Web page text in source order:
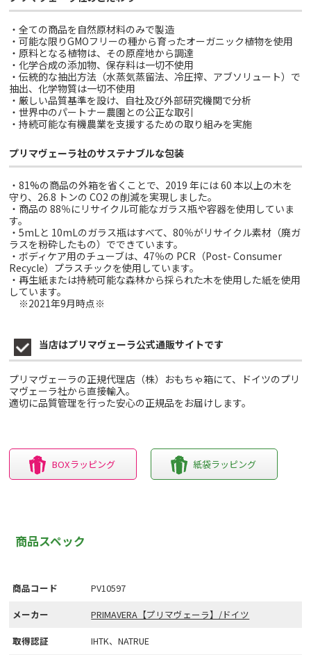
・全ての商品を自然原材料のみで製造
・可能な限りGMOフリーの種から育ったオーガニック植物を使用
・原料となる植物は、その原産地から調達
・化学合成の添加物、保存料は一切不使用
・伝統的な抽出方法（水蒸気蒸留法、冷圧搾、アブソリュート）で
抽出、化学物質は一切不使用
・厳しい品質基準を設け、自社及び外部研究機関で分析
・世界中のパートナー農園との公正な取引
・持続可能な有機農業を支援するための取り組みを実施
プリマヴェーラ社のサステナブルな包装
・81%の商品の外箱を省くことで、2019 年には 60 本以上の木を
守り、26.8 トンの CO2 の削減を実現しました。
・商品の 88％にリサイクル可能なガラス瓶や容器を使用していま
す。
・5mLと 10mLのガラス瓶はすべて、80％がリサイクル素材（廃ガ
ラスを粉砕したもの）でできています。
・ボディケア用のチューブは、47％の PCR（Post- Consumer
Recycle）プラスチックを使用しています。
・再生紙または持続可能な森林から採られた木を使用した紙を使用
しています。
※2021年9月時点※
当店はプリマヴェーラ公式通販サイトです
プリマヴェーラの正規代理店（株）おもちゃ箱にて、ドイツのプリ
マヴェーラ社から直接輸入。
適切に品質管理を行った安心の正規品をお届けします。
BOXラッピング 紙袋ラッピング
商品スペック
商品コード
PV10597
メーカー
PRIMAVERA【プリマヴェーラ】/ドイツ
取得認証
IHTK、NATRUE